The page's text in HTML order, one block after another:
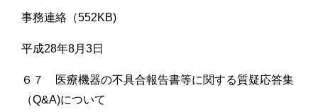
事務連絡（552KB)
平成28年8月3日
６７ 医療機器の不具合報告書等に関する質疑応答集
（Q&A)について